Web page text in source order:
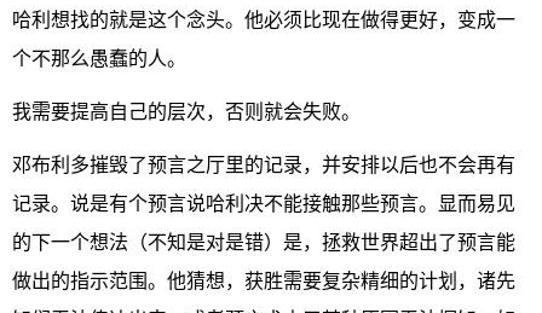
哈利想找的就是这个念头。他必须比现在做得更好，变成一
个不那么愚蠢的人。
我需要提高自己的层次，否则就会失败。
邓布利多摧毁了预言之厅里的记录，并安排以后也不会再有
记录。说是有个预言说哈利决不能接触那些预言。显而易见
的下一个想法（不知是对是错）是，拯救世界超出了预言能
做出的指示范围。他猜想，获胜需要复杂精细的计划，诸先